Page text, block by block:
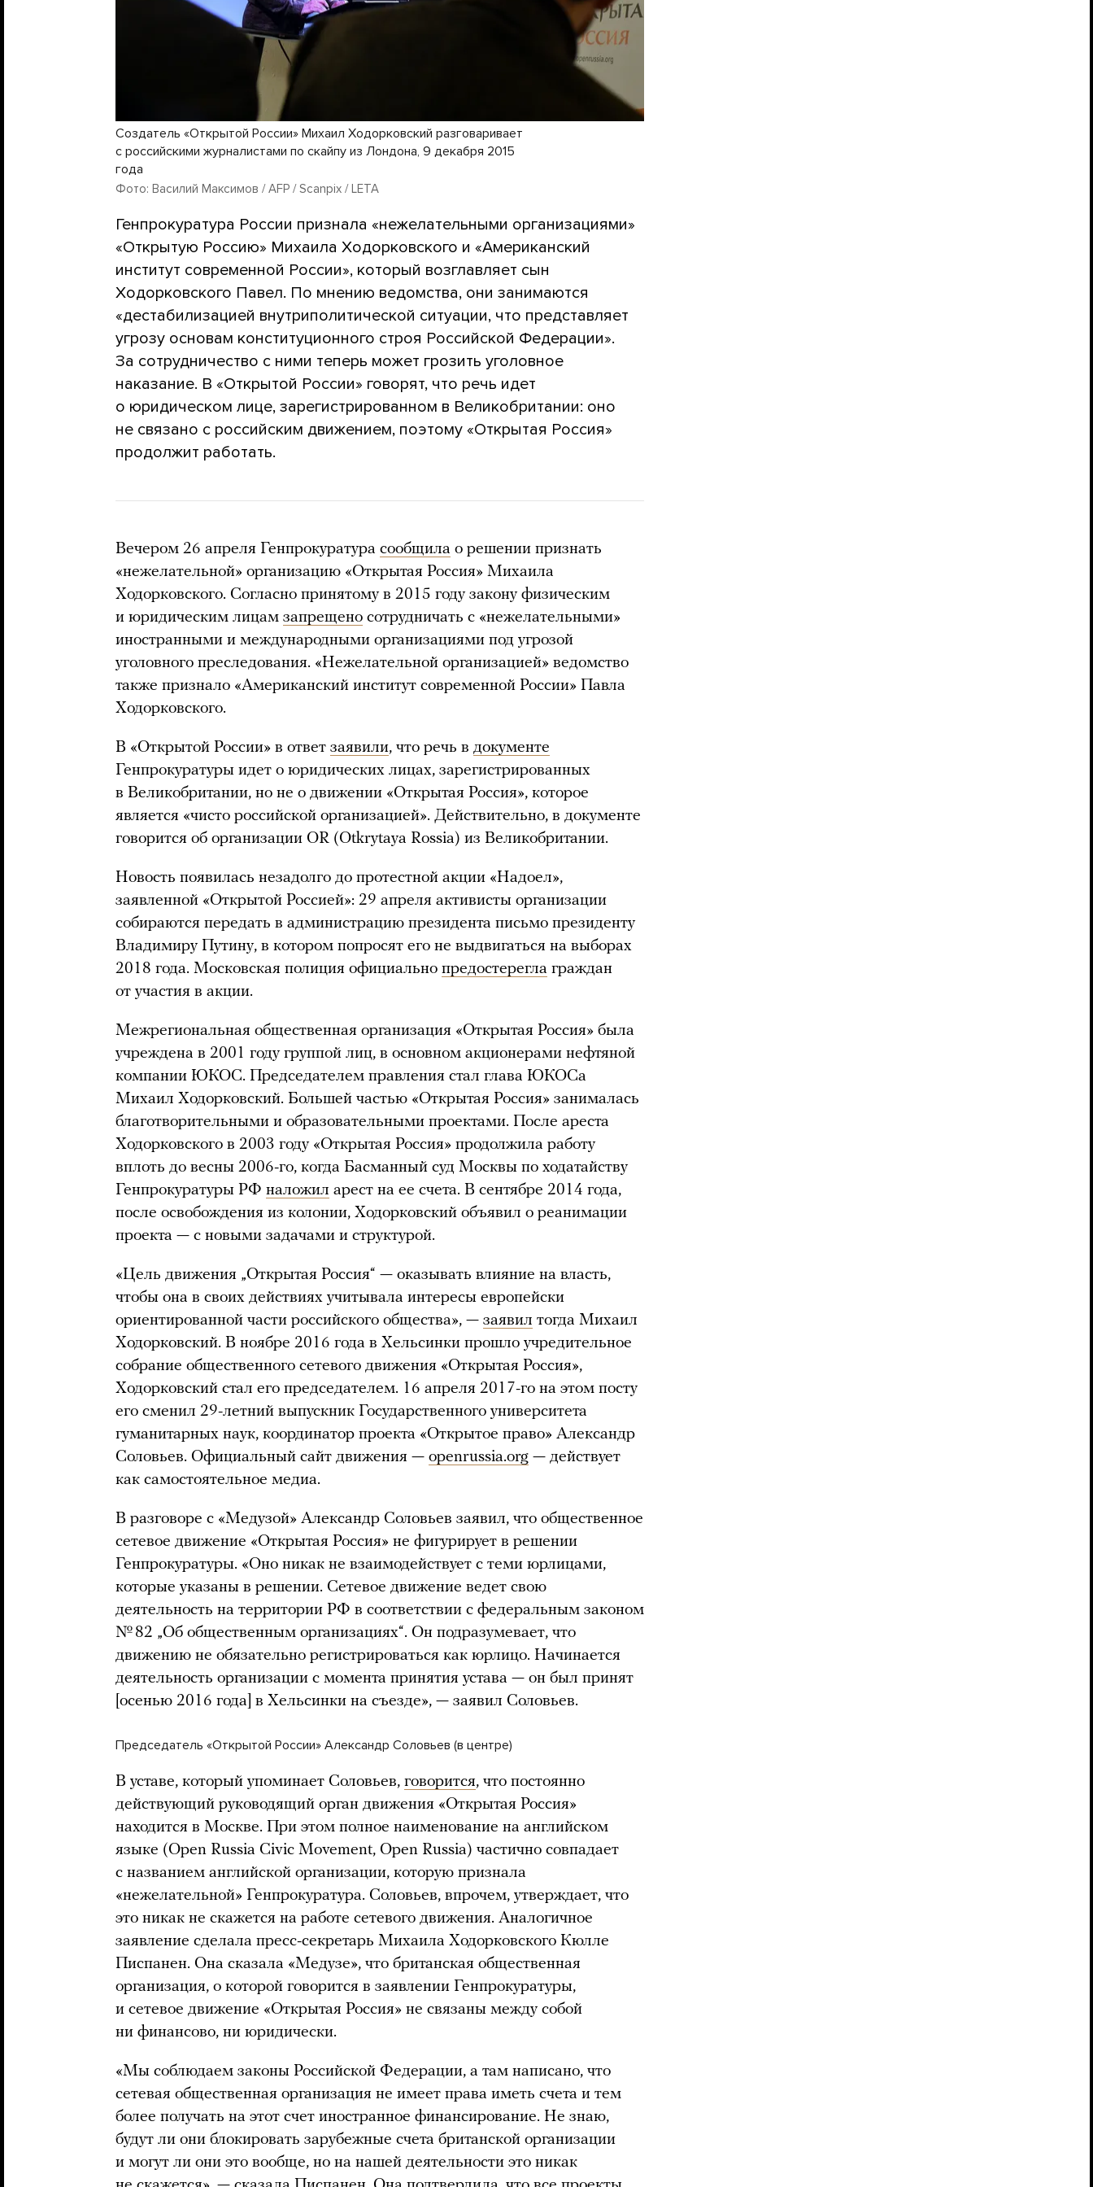
Создатель «Открытой России» Михаил Ходорковский разговаривает
с российскими журналистами по скайпу из Лондона, 9 декабря 2015
года
Фото: Василий Максимов / AFP / Scanpix / LETA
Генпрокуратура России признала «нежелательными организациями»
«Открытую Россию» Михаила Ходорковского и «Американский
институт современной России», который возглавляет сын
Ходорковского Павел. По мнению ведомства, они занимаются
«дестабилизацией внутриполитической ситуации, что представляет
угрозу основам конституционного строя Российской Федерации».
За сотрудничество с ними теперь может грозить уголовное
наказание. В «Открытой России» говорят, что речь идет
о юридическом лице, зарегистрированном в Великобритании: оно
не связано с российским движением, поэтому «Открытая Россия»
продолжит работать.
Вечером 26 апреля Генпрокуратура сообщила о решении признать
«нежелательной» организацию «Открытая Россия» Михаила
Ходорковского. Согласно принятому в 2015 году закону физическим
и юридическим лицам запрещено сотрудничать с «нежелательными»
иностранными и международными организациями под угрозой
уголовного преследования. «Нежелательной организацией» ведомство
также признало «Американский институт современной России» Павла
Ходорковского.
В «Открытой России» в ответ заявили, что речь в документе
Генпрокуратуры идет о юридических лицах, зарегистрированных
в Великобритании, но не о движении «Открытая Россия», которое
является «чисто российской организацией». Действительно, в документе
говорится об организации OR (Otkrytaya Rossia) из Великобритании.
Новость появилась незадолго до протестной акции «Надоел»,
заявленной «Открытой Россией»: 29 апреля активисты организации
собираются передать в администрацию президента письмо президенту
Владимиру Путину, в котором попросят его не выдвигаться на выборах
2018 года. Московская полиция официально предостерегла граждан
от участия в акции.
Межрегиональная общественная организация «Открытая Россия» была
учреждена в 2001 году группой лиц, в основном акционерами нефтяной
компании ЮКОС. Председателем правления стал глава ЮКОСа
Михаил Ходорковский. Большей частью «Открытая Россия» занималась
благотворительными и образовательными проектами. После ареста
Ходорковского в 2003 году «Открытая Россия» продолжила работу
вплоть до весны 2006-го, когда Басманный суд Москвы по ходатайству
Генпрокуратуры РФ наложил арест на ее счета. В сентябре 2014 года,
после освобождения из колонии, Ходорковский объявил о реанимации
проекта — с новыми задачами и структурой.
«Цель движения „Открытая Россия“ — оказывать влияние на власть,
чтобы она в своих действиях учитывала интересы европейски
ориентированной части российского общества», — заявил тогда Михаил
Ходорковский. В ноябре 2016 года в Хельсинки прошло учредительное
собрание общественного сетевого движения «Открытая Россия»,
Ходорковский стал его председателем. 16 апреля 2017-го на этом посту
его сменил 29-летний выпускник Государственного университета
гуманитарных наук, координатор проекта «Открытое право» Александр
Соловьев. Официальный сайт движения — openrussia.org — действует
как самостоятельное медиа.
В разговоре с «Медузой» Александр Соловьев заявил, что общественное
сетевое движение «Открытая Россия» не фигурирует в решении
Генпрокуратуры. «Оно никак не взаимодействует с теми юрлицами,
которые указаны в решении. Сетевое движение ведет свою
деятельность на территории РФ в соответствии с федеральным законом
№ 82 „Об общественным организациях“. Он подразумевает, что
движению не обязательно регистрироваться как юрлицо. Начинается
деятельность организации с момента принятия устава — он был принят
[осенью 2016 года] в Хельсинки на съезде», — заявил Соловьев.
Председатель «Открытой России» Александр Соловьев (в центре)
В уставе, который упоминает Соловьев, говорится, что постоянно
действующий руководящий орган движения «Открытая Россия»
находится в Москве. При этом полное наименование на английском
языке (Open Russia Civic Movement, Open Russia) частично совпадает
с названием английской организации, которую признала
«нежелательной» Генпрокуратура. Соловьев, впрочем, утверждает, что
это никак не скажется на работе сетевого движения. Аналогичное
заявление сделала пресс-секретарь Михаила Ходорковского Кюлле
Писпанен. Она сказала «Медузе», что британская общественная
организация, о которой говорится в заявлении Генпрокуратуры,
и сетевое движение «Открытая Россия» не связаны между собой
ни финансово, ни юридически.
«Мы соблюдаем законы Российской Федерации, а там написано, что
сетевая общественная организация не имеет права иметь счета и тем
более получать на этот счет иностранное финансирование. Не знаю,
будут ли они блокировать зарубежные счета британской организации
и могут ли они это вообще, но на нашей деятельности это никак